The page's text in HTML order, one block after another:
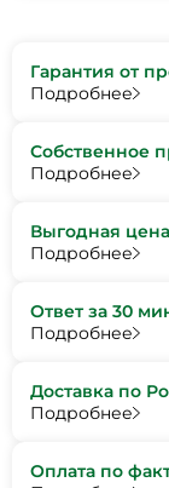
Гарантия от
Подробнее
Собственное
Подробнее
Выгодная
Подробнее
Ответ за 30
Подробнее
Доставка по
Подробнее
Оплата по